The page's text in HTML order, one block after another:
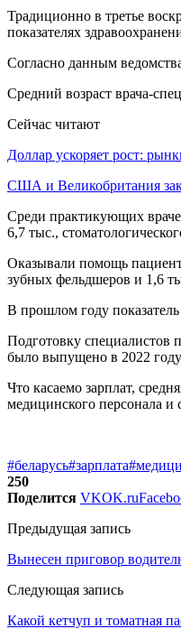
Традиционно в третье
показателях
Согласно данным
Средний возраст врача-
Сейчас читают
Доллар ускоряет рост:
США и Великобритания
Среди практикующих
6,7 тыс.,
Оказывали помощь
зубных фельдшеров и 1,6
В прошлом году
Подготовку специалистов
было выпущено в 2022
Что касаемо зарплат,
медицинского персонала и
#беларусь#зарплата
250
Поделится VKOK.ru
Предыдущая запись
Вынесен приговор
Следующая запись
Какой кетчуп и томатная